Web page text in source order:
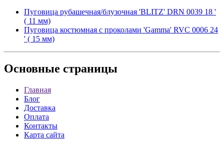
Пуговица рубашечная/блузочная 'BLITZ' DRN 0039 18 '
( 11 мм)
Пуговица костюмная с проколами 'Gamma' RVC 0006 24
' ( 15 мм)
Основные страницы
Главная
Блог
Доставка
Оплата
Контакты
Карта сайта